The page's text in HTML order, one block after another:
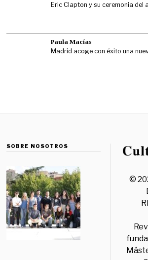
Eric Clapton y su ceremonia del
Paula Macías
Madrid acoge con éxito una
SOBRE NOSOTROS
©